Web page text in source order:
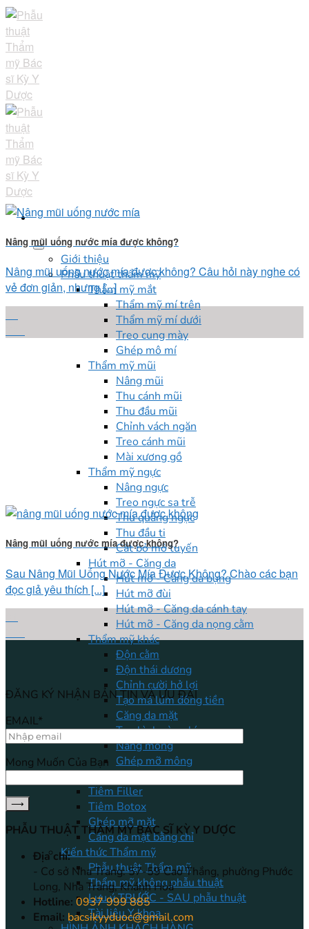
Skip
to
content
Giới thiệu
Phẫu thuật thẩm mỹ
Thẩm mỹ mắt
Thẩm mỹ mí trên
Thẩm mỹ mí dưới
Treo cung mày
Ghép mô mí
Thẩm mỹ mũi
Nâng mũi
Thu cánh mũi
Thu đầu mũi
Chỉnh vách ngăn
Treo cánh mũi
Mài xương gồ
Thẩm mỹ ngực
Nâng ngực
Treo ngực sa trễ
Thu quầng ngực
Thu đầu ti
Cắt bỏ mô tuyến
Hút mỡ - Căng da
Hút mỡ - Căng da bụng
Hút mỡ đùi
Hút mỡ - Căng da cánh tay
Hút mỡ - Căng da nọng cằm
Thẩm mỹ khác
Độn cằm
Độn thái dương
Chỉnh cười hở lợi
Tạo má lúm đồng tiền
Căng da mặt
Tạo hình vùng kín
Nâng mông
Ghép mỡ mông
Tiêm Filler
Tiêm Botox
Ghép mỡ mặt
Căng da mặt bằng chỉ
Kiến thức Thẩm mỹ
Phẫu thuật Thẩm mỹ
Thẩm mỹ không phẫu thuật
Lưu ý TRƯỚC - SAU phẫu thuật
Tài liệu Y khoa
Nâng mũi uống nước mía được không?
Nâng mũi uống nước mía được không? Câu hỏi này nghe có
vẻ đơn giản, nhưng [...]
Nâng mũi uống nước mía được không?
Sau Nâng Mũi Uống Nước Mía Được Không? Chào các bạn
đọc giả yêu thích [...]
ĐĂNG KÝ NHẬN BẢN TIN VÀ ƯU ĐÃI
EMAIL*
Mong Muốn Của Bạn
PHẪU THUẬT THẨM MỸ BÁC SĨ KỲ Y DƯỢC
Địa chỉ:
- Cơ sở Nha Trang: 57-59 Cao Thắng, phường Phước
Long, Nha Trang, Khánh Hoà
Hotline: 0937 999 885
Email: bacsikyyduoc@gmail.com